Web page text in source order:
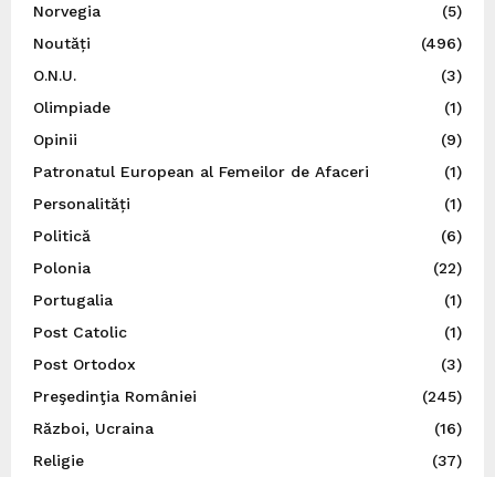
Norvegia
(5)
Noutăți
(496)
O.N.U.
(3)
Olimpiade
(1)
Opinii
(9)
Patronatul European al Femeilor de Afaceri
(1)
Personalități
(1)
Politică
(6)
Polonia
(22)
Portugalia
(1)
Post Catolic
(1)
Post Ortodox
(3)
Preşedinţia României
(245)
Război, Ucraina
(16)
Religie
(37)